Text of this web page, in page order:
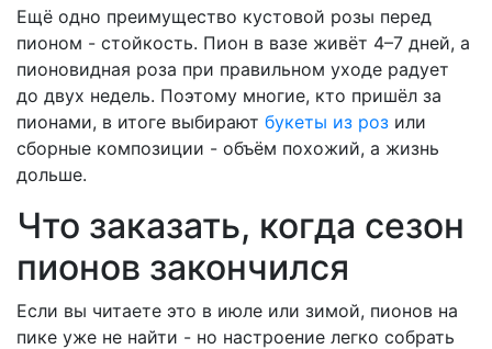
Ещё одно преимущество кустовой розы перед
пионом - стойкость. Пион в вазе живёт 4–7 дней, а
пионовидная роза при правильном уходе радует
до двух недель. Поэтому многие, кто пришёл за
пионами, в итоге выбирают букеты из роз или
сборные композиции - объём похожий, а жизнь
дольше.
Что заказать, когда сезон
пионов закончился
Если вы читаете это в июле или зимой, пионов на
пике уже не найти - но настроение легко собрать